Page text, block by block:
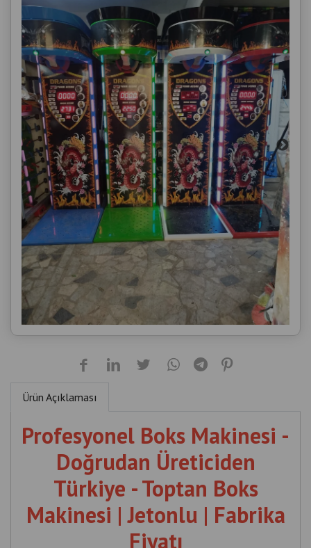
Ürün Açıklaması
Profesyonel Boks Makinesi -
Doğrudan Üreticiden
Türkiye - Toptan Boks
Makinesi | Jetonlu | Fabrika
Fiyatı